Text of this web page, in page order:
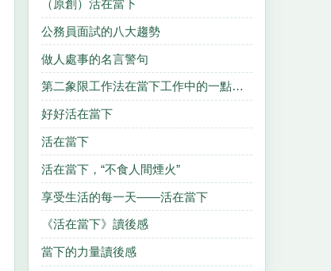
（原創）活在當下
公務員面試的八大趨勢
做人處事的名言警句
第二象限工作法在當下工作中的一點理解
好好活在當下
活在當下
活在當下，“不食人間煙火”
享受生活的每一天——活在當下
《活在當下》讀後感
當下的力量讀後感